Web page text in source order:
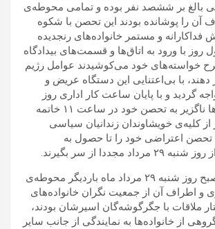
بالغ بر ششصد نفر بوده و تمامى محوطه‌ى
آن را پوشانده بودند اين تحصن با شكوه
فداكارانه و مستمر خانواده‌هاى رنجديده
روز با ورود به اتاق‌ها و قسمت‌هاى بيدادگاه‌
خواسته‌هاى خود مى‌كوشيدند عوامل رژيم
با بى‌اعتنايى اين دستگاه عريض و
گرديد و با پايان ساعت كار ادارى روز
پنجشنبه، خانواده‌ها ناگزير به تحصن خود در ساعت ١١ خاتمه
از كليه‌ی خويشاوندان زندانيان سياسى
اعتراضى خود را تا حصول به
مجددا از سر بگيرند.
از ساعت هشت صبح روز شنبه ٢٩ مرداد ماه بارديگر محوطه‌ى
و اطراف آن از جمعيت نگران خانواده‌هاى
ملاقات با جگرگوشه‌گان اسيرشان بودند،
از خانواده‌ها به نمايندگى از جانب ساير